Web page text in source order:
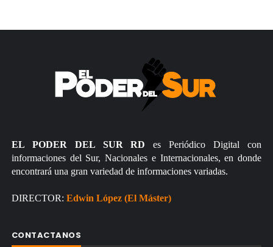
EL PODER DEL SUR RD es Periódico Digital con
informaciones del Sur, Nacionales e Internacionales, en donde
encontrará una gran variedad de informaciones variadas.
DIRECTOR: Edwin López (El Máster)
CONTACTANOS